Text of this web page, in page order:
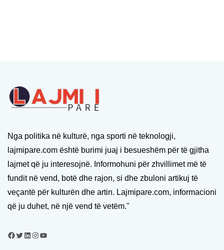
Nga politika në kulturë, nga sporti në teknologji,
lajmipare.com është burimi juaj i besueshëm për të gjitha
lajmet që ju interesojnë. Informohuni për zhvillimet më të
fundit në vend, botë dhe rajon, si dhe zbuloni artikuj të
veçantë për kulturën dhe artin. Lajmipare.com, informacioni
që ju duhet, në një vend të vetëm."